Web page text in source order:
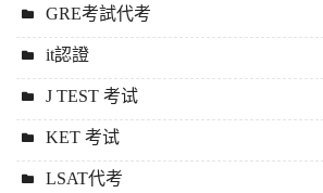
GRE考試代考
it認證
J TEST 考试
KET 考试
LSAT代考